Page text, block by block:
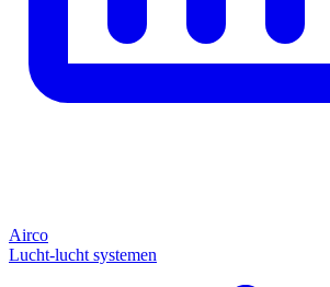
Airco
Lucht-lucht systemen